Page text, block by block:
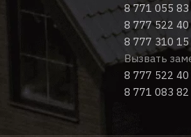
8 771 055
8 777 522
8 777 310 15
Вызвать
8 777 522 40
8 771 083 82